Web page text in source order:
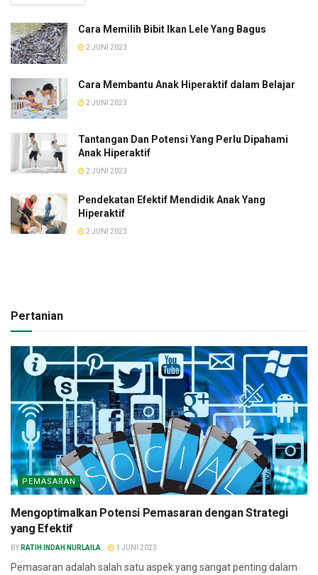
Cara Memilih Bibit Ikan Lele Yang Bagus
2 JUNI 2023
Cara Membantu Anak Hiperaktif dalam Belajar
2 JUNI 2023
Tantangan Dan Potensi Yang Perlu Dipahami
Anak Hiperaktif
2 JUNI 2023
Pendekatan Efektif Mendidik Anak Yang
Hiperaktif
2 JUNI 2023
Pertanian
PEMASARAN
Mengoptimalkan Potensi Pemasaran dengan Strategi
yang Efektif
BY RATIH INDAH NURLAILA 1 JUNI 2023
Pemasaran adalah salah satu aspek yang sangat penting dalam